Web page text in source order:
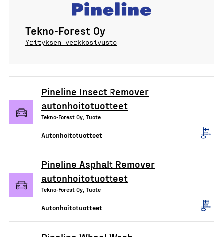
Tekno-Forest Oy
Yrityksen verkkosivusto
Pineline Insect Remover
autonhoitotuotteet
Tekno-Forest Oy, Tuote
Autonhoitotuotteet
Pineline Asphalt Remover
autonhoitotuotteet
Tekno-Forest Oy, Tuote
Autonhoitotuotteet